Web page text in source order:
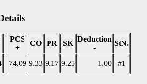
PCS
+
CO PR SK
Deduction
-
StN.
74.09 9.33 9.17 9.25 1.00 #1